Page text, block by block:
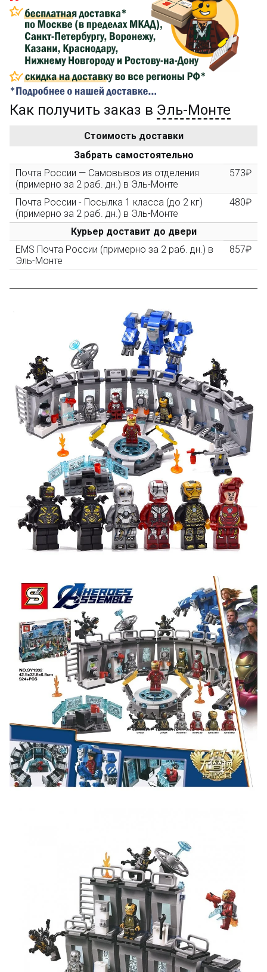
Сделайте заказ на сумму не менее 3 000₽, оплатите
его на карту Сбербанка и получите 150₽ на
компенсацию доставки.
...на следующий заказ
Золотая скидка
персональная
10%
3000 рублей, Вы получите постоянную скидку на все
повторные заказы - 10%
Скидка за обзор
(фото сборки) до 10%
Пришлите фото поэтапной сборки купленного
конструктора и получите дополнительную скидку
10% при покупке следующего набора (не дороже 10
до 100₽
Оставьте отзыв (не менее 50 символов) о товаре на
нашем сайте и получите купон на скидку 50₽ за
текстовый отзыв или 100₽ за отзыв с фото.
Скидка за отзыв
на Яндекс.Маркете 150₽
Оставьте отзыв (не менее 50 символов) о товаре
через системуЯндекс.Маркетс обязательным
указанием номера и даты заказа в нашем магазине
и получите купон на скидку 150₽
...уже сейчас
Участвуйте в конкурсах и розыгрышах в нашейгруппе
и выигрывайте отличные призы!
Как получить заказ в Эль-Монте
Стоимость доставки
Забрать самостоятельно
Почта России — Самовывоз из отделения
(примерно за 2 раб. дн.) в Эль-Монте
573₽
Почта России - Посылка 1 класса (до 2 кг)
(примерно за 2 раб. дн.) в Эль-Монте
480₽
Курьер доставит до двери
EMS Почта России (примерно за 2 раб. дн.) в
Эль-Монте
857₽